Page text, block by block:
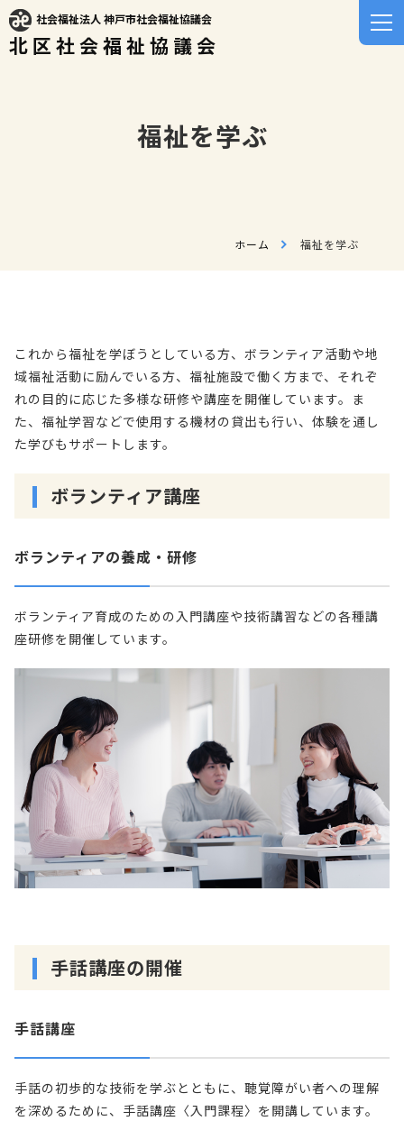
社会福祉法人 神戸市社会福祉協議会
北区社会福祉協議会
福祉を学ぶ
ホーム 福祉を学ぶ
これから福祉を学ぼうとしている方、ボランティア活動や地
域福祉活動に励んでいる方、福祉施設で働く方まで、それぞ
れの目的に応じた多様な研修や講座を開催しています。ま
た、福祉学習などで使用する機材の貸出も行い、体験を通し
た学びもサポートします。
ボランティア講座
ボランティアの養成・研修
ボランティア育成のための入門講座や技術講習などの各種講
座研修を開催しています。
手話講座の開催
手話講座
手話の初歩的な技術を学ぶとともに、聴覚障がい者への理解
を深めるために、手話講座〈入門課程〉を開講しています。